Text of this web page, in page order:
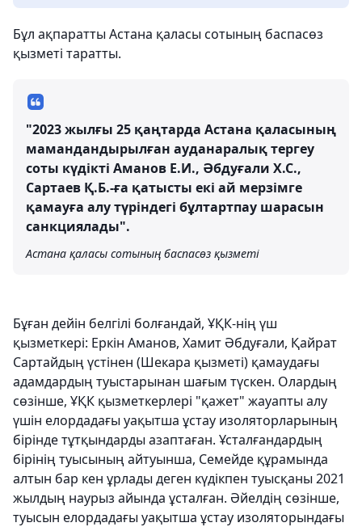
Бұл ақпаратты Астана қаласы сотының баспасөз
қызметі таратты.
"2023 жылғы 25 қаңтарда Астана қаласының
мамандандырылған ауданаралық тергеу
соты күдікті Аманов Е.И., Әбдуғали Х.С.,
Сартаев Қ.Б.-ға қатысты екі ай мерзімге
қамауға алу түріндегі бұлтартпау шарасын
санкциялады".
Астана қаласы сотының баспасөз қызметі
Бұған дейін белгілі болғандай, ҰҚК-нің үш
қызметкері: Еркін Аманов, Хамит Әбдуғали, Қайрат
Сартайдың үстінен (Шекара қызметі) қамаудағы
адамдардың туыстарынан шағым түскен. Олардың
сөзінше, ҰҚК қызметкерлері "қажет" жауапты алу
үшін елордадағы уақытша ұстау изоляторларының
бірінде тұтқындарды азаптаған. Ұсталғандардың
бірінің туысының айтуынша, Семейде құрамында
алтын бар кен ұрлады деген күдікпен туысқаны 2021
жылдың наурыз айында ұсталған. Әйелдің сөзінше,
туысын елордадағы уақытша ұстау изоляторындағы